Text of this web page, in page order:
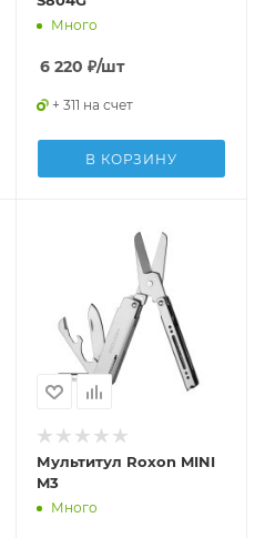
Много
6 220 ₽/шт
+ 311 на счет
В КОРЗИНУ
Мультитул Roxon MINI
M3
Много